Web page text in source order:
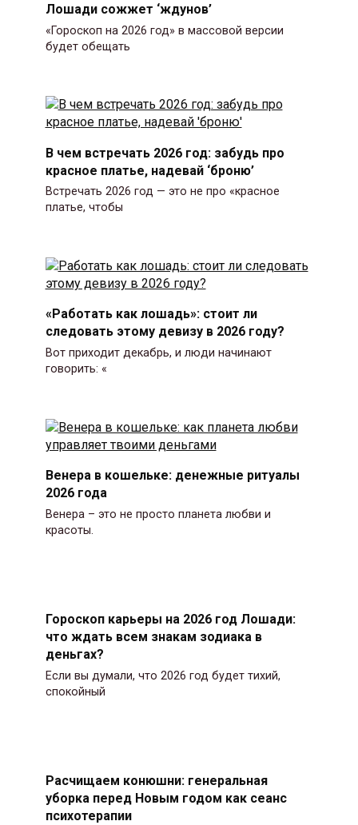
Лошади сожжет ‘ждунов’
«Гороскоп на 2026 год» в массовой версии
будет обещать
В чем встречать 2026 год: забудь про
красное платье, надевай ‘броню’
Встречать 2026 год — это не про «красное
платье, чтобы
«Работать как лошадь»: стоит ли
следовать этому девизу в 2026 году?
Вот приходит декабрь, и люди начинают
говорить: «
Венера в кошельке: денежные ритуалы
2026 года
Венера – это не просто планета любви и
красоты.
Гороскоп карьеры на 2026 год Лошади:
что ждать всем знакам зодиака в
деньгах?
Если вы думали, что 2026 год будет тихий,
спокойный
Расчищаем конюшни: генеральная
уборка перед Новым годом как сеанс
психотерапии